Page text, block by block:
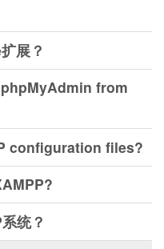
展？
from
configuration files?
统？